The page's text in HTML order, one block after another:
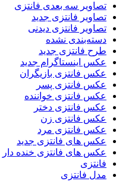
تصاویر سه بعدی فانتزی
تصاویر فانتزی جدید
تصاویر فانتزی دیدنی
دسته‌بندی نشده
طرح فانتزی جدید
عکس اینستاگرام جدید
عکس فانتزی بازیگران
عکس فانتزی پسر
عکس فانتزی خواننده
عکس فانتزی دختر
عکس فانتزی زن
عکس فانتزی مرد
عکس های فانتزی جدید
عکس های فانتزی خنده دار
فانتزی
مدل فانتزی